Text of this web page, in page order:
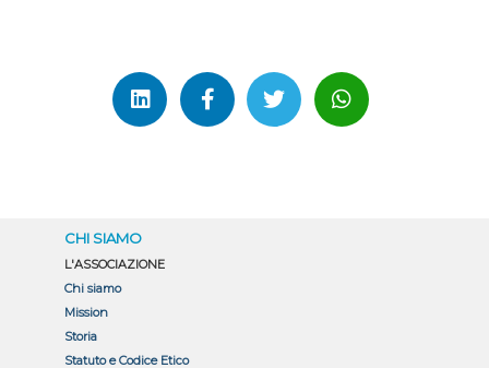
CHI SIAMO
L'ASSOCIAZIONE
Chi siamo
Mission
Storia
Statuto e Codice Etico